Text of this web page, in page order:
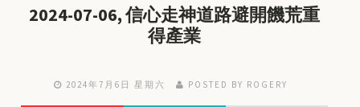
2024-07-06, 信心走神道路避開饑荒重
得產業
2024年7月6日 星期六 POSTED BY ROGERY